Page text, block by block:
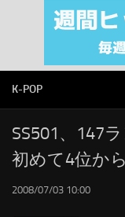
オリジナル
RSS
LINKS
K-POP
SS501、147
初めて4位か
2008/07/03 10:00